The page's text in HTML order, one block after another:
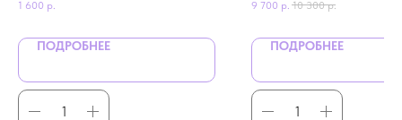
1 600 р.
ПОДРОБНЕЕ
9 700 р. 10 300 р.
ПОДРОБНЕЕ